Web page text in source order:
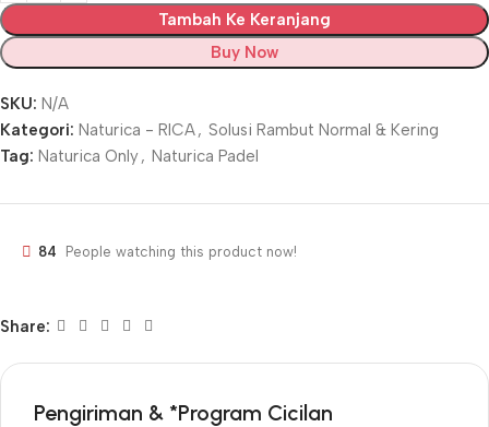
Tambah Ke Keranjang
Buy Now
SKU: N/A
Kategori: Naturica - RICA, Solusi Rambut Normal & Kering
Tag: Naturica Only, Naturica Padel
84 People watching this product now!
Share:
Pengiriman & *Program Cicilan